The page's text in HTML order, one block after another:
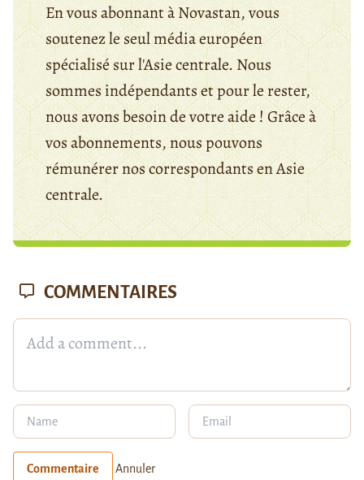
En vous abonnant à Novastan, vous
soutenez le seul média européen
spécialisé sur l'Asie centrale. Nous
sommes indépendants et pour le rester,
nous avons besoin de votre aide ! Grâce à
vos abonnements, nous pouvons
rémunérer nos correspondants en Asie
centrale.
COMMENTAIRES
Commentaire Annuler